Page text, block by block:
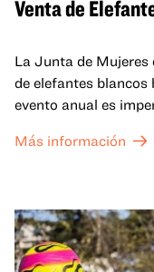
Venta de
La Junta de Mujeres
de elefantes blancos
evento anual es
Más información